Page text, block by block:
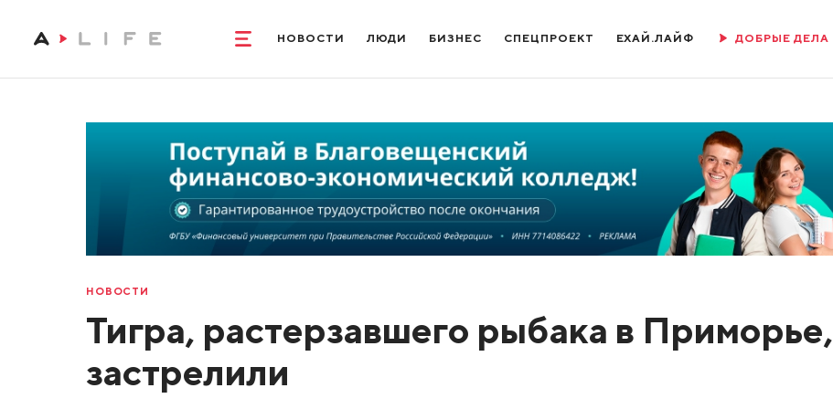
НОВОСТИ ЛЮДИ БИЗНЕС СПЕЦПРОЕКТ ЕХАЙ.ЛАЙФ ДОБРЫЕ ДЕЛА
НОВОСТИ
Тигра, растерзавшего рыбака в Приморье,
застрелили